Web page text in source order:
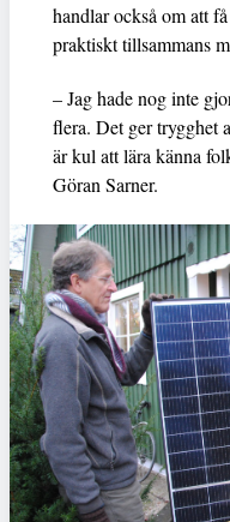
handlar också om att
praktiskt tillsammans
– Jag hade nog inte
flera. Det ger trygghet
är kul att lära känna
Göran Sarner.